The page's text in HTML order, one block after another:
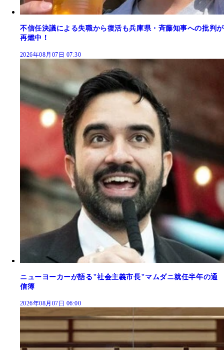
不信任決議による失職から復活も兵庫県・斉藤知事への批判が
再燃中！
2026年08月07日 07:30
ニューヨーカーが語る"社会主義市長"マムダニ就任半年の通
信簿
2026年08月07日 06:00